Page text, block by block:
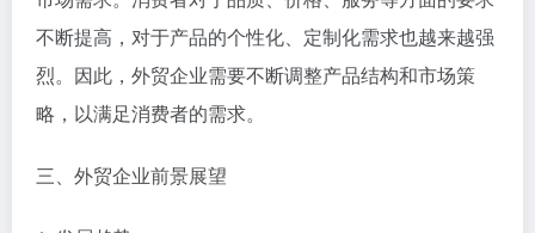
不断提高，对于产品的个性化、定制化需求也越来越强
烈。因此，外贸企业需要不断调整产品结构和市场策
略，以满足消费者的需求。
三、外贸企业前景展望